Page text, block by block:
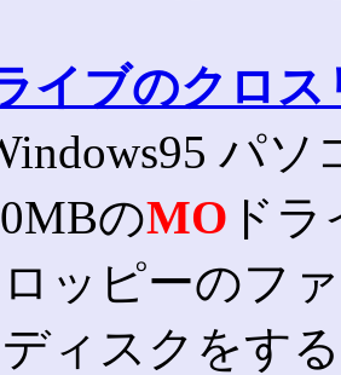
イブのクロ
パ
のMO ド
ッピーのフ
ィスクをす